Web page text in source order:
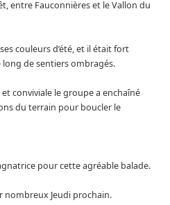
entre Fauconnières et le Vallon du
couleurs d’été, et il était fort
de sentiers ombragés.
conviviale le groupe a enchaîné
du terrain pour boucler le
pour cette agréable balade.
nombreux Jeudi prochain.